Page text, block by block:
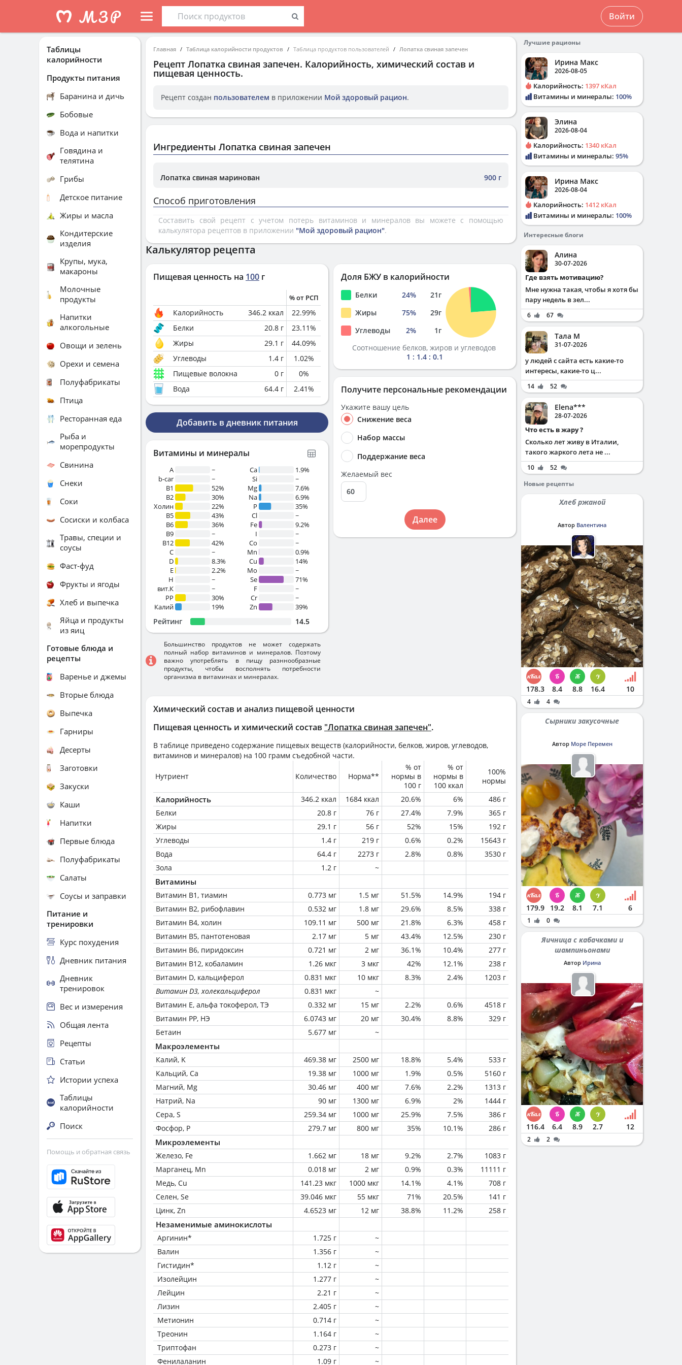
Войти
Главная Таблица калорийности продуктов Таблица продуктов пользователей Лопатка свиная запечен
Рецепт Лопатка свиная запечен. Калорийность, химический состав и
пищевая ценность.
Рецепт создан пользователем в приложении Мой здоровый рацион.
Ингредиенты Лопатка свиная запечен
Лопатка свиная маринован 900 г
Способ приготовления
Составить свой рецепт с учетом потерь витаминов и минералов вы можете с помощью
калькулятора рецептов в приложении "Мой здоровый рацион".
Химический состав и анализ пищевой ценности
Пищевая ценность и химический состав "Лопатка свиная запечен".
В таблице приведено содержание пищевых веществ (калорийности, белков, жиров, углеводов,
витаминов и минералов) на 100 грамм съедобной части.
Нутриент Количество Норма**
% от
нормы в
100 г
% от
нормы в
100 ккал
100%
нормы
Калорийность 346.2 ккал 1684 ккал 20.6% 6%
486 г
Белки
20.8 г 76 г 27.4% 7.9%
365 г
Жиры
29.1 г 56 г 52% 15%
192 г
Углеводы
1.4 г 219 г 0.6% 0.2%
15643 г
Вода
64.4 г 2273 г 2.8% 0.8%
3530 г
Зола
1.2 г ~
Витамины
Витамин В1, тиамин 0.773 мг 1.5 мг 51.5% 14.9%
194 г
Витамин В2, рибофлавин
0.532 мг 1.8 мг 29.6% 8.5%
338 г
Витамин В4, холин
109.11 мг 500 мг 21.8% 6.3%
458 г
Витамин В5, пантотеновая
2.17 мг 5 мг 43.4% 12.5%
230 г
Витамин В6, пиридоксин
0.721 мг 2 мг 36.1% 10.4%
277 г
Витамин В12, кобаламин
1.26 мкг 3 мкг 42% 12.1%
238 г
Витамин D, кальциферол
0.831 мкг 10 мкг 8.3% 2.4%
1203 г
Витамин D3, холекальциферол
0.831 мкг
~
Витамин Е, альфа токоферол, ТЭ
0.332 мг 15 мг 2.2% 0.6%
4518 г
Витамин РР, НЭ
6.0743 мг 20 мг 30.4% 8.8%
329 г
Бетаин
5.677 мг ~
Макроэлементы
Калий, K 469.38 мг 2500 мг 18.8% 5.4%
533 г
Кальций, Ca
19.38 мг 1000 мг 1.9% 0.5%
5160 г
Магний, Mg
30.46 мг 400 мг 7.6% 2.2%
1313 г
Натрий, Na
90 мг 1300 мг 6.9% 2%
1444 г
Сера, S
259.34 мг 1000 мг 25.9% 7.5%
386 г
Фосфор, P
279.7 мг 800 мг 35% 10.1% 286 г
Микроэлементы
Железо, Fe 1.662 мг 18 мг 9.2% 2.7%
1083 г
Марганец, Mn
0.018 мг 2 мг 0.9% 0.3%
11111 г
Медь, Cu
141.23 мкг 1000 мкг 14.1% 4.1%
708 г
Селен, Se
39.046 мкг 55 мкг 71% 20.5%
141 г
Цинк, Zn
4.6523 мг 12 мг 38.8% 11.2% 258 г
Незаменимые аминокислоты
Аргинин* 1.725 г
~
Валин
1.356 г
~
Гистидин*
1.12 г
~
Изолейцин
1.277 г
~
Лейцин
2.21 г
~
Лизин
2.405 г
~
Метионин
0.714 г
~
Треонин
1.164 г
~
Триптофан
0.273 г
~
Фенилаланин
1.09 г ~
Калькулятор рецепта
Пищевая ценность на 100 г
% от РСП
Калорийность 346.2 ккал 22.99%
Белки
20.8 г 23.11%
Жиры
29.1 г 44.09%
Углеводы
1.4 г 1.02%
Пищевые волокна
0 г 0%
Вода
64.4 г 2.41%
Добавить в дневник питания
Витамины и минералы
A
~
b-car
~
В1
52%
B2
30%
Холин
22%
B5
43%
B6
36%
B9
~
B12
42%
C
~
D
8.3%
E
2.2%
H
~
вит.К
~
PP
30%
Калий
19%
Ca
1.9%
Si
~
Mg
7.6%
Na
6.9%
P
35%
Cl
~
Fe
9.2%
I
~
Co
~
Mn
0.9%
Cu
14%
Mo
~
Se
71%
F
~
Cr
~
Zn
39%
Рейтинг 14.5
Большинство продуктов не может содержать
полный набор витаминов и минералов. Поэтому
важно употреблять в пищу разннообразные
продукты, чтобы восполнять потребности
организма в витаминах и минералах.
Доля БЖУ в калорийности
Белки 24% 21г
Жиры
75% 29г
Углеводы
2% 1г
Соотношение белков, жиров и углеводов
1 : 1.4 : 0.1
Получите персональные рекомендации
Укажите вашу цель
Снижение веса
Набор массы
Поддержание веса
Желаемый вес
Далее
Таблицы
калорийности
Продукты питания
Баранина и дичь
Бобовые
Вода и напитки
Говядина и
телятина
Грибы
Детское питание
Жиры и масла
Кондитерские
изделия
Крупы, мука,
макароны
Молочные
продукты
Напитки
алкогольные
Овощи и зелень
Орехи и семена
Полуфабрикаты
Птица
Ресторанная еда
Рыба и
морепродукты
Свинина
Снеки
Соки
Сосиски и колбаса
Травы, специи и
соусы
Фаст-фуд
Фрукты и ягоды
Хлеб и выпечка
Яйца и продукты
из яиц
Готовые блюда и
рецепты
Варенье и джемы
Вторые блюда
Выпечка
Гарниры
Десерты
Заготовки
Закуски
Каши
Напитки
Первые блюда
Полуфабрикаты
Салаты
Соусы и заправки
Питание и
тренировки
Курс похудения
Дневник питания
Дневник
тренировок
Вес и измерения
Общая лента
Рецепты
Статьи
Истории успеха
Таблицы
калорийности
Поиск
Помощь и обратная связь
Лучшие рационы
Ирина Макс
2026-08-05
Калорийность: 1397 кКал
Витамины и минералы: 100%
Элина
2026-08-04
Калорийность: 1340 кКал
Витамины и минералы: 95%
Ирина Макс
2026-08-04
Калорийность: 1412 кКал
Витамины и минералы: 100%
Интересные блоги
Алина
30-07-2026
Где взять мотивацию?
Мне нужна такая, чтобы я хотя бы
пару недель в зел...
6 67
Тала М
31-07-2026
у людей с сайта есть какие-то
интересы, какие-то ц...
14 52
Elena***
28-07-2026
Что есть в жару ?
Сколько лет живу в Италии,
такого жаркого лета не ...
10
52
Новые рецепты
Хлеб ржаной
Автор Валентина
178.3 8.4 8.8 16.4 10
4 4
Сырники закусочные
Автор Море Перемен
179.9 19.2 8.1 7.1 6
1 0
Яичница с кабачками и
шампиньонами
Автор Ирина
116.4 6.4 8.9 2.7 12
2 2